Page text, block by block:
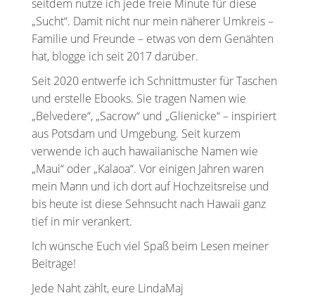
seitdem nutze ich jede freie Minute für diese
„Sucht“. Damit nicht nur mein näherer Umkreis –
Familie und Freunde – etwas von dem Genähten
hat, blogge ich seit 2017 darüber.
Seit 2020 entwerfe ich Schnittmuster für Taschen
und erstelle Ebooks. Sie tragen Namen wie
„Belvedere“, „Sacrow“ und „Glienicke“ – inspiriert
aus Potsdam und Umgebung. Seit kurzem
verwende ich auch hawaiianische Namen wie
„Maui“ oder „Kalaoa“. Vor einigen Jahren waren
mein Mann und ich dort auf Hochzeitsreise und
bis heute ist diese Sehnsucht nach Hawaii ganz
tief in mir verankert.
Ich wünsche Euch viel Spaß beim Lesen meiner
Beiträge!
Jede Naht zählt, eure LindaMaj